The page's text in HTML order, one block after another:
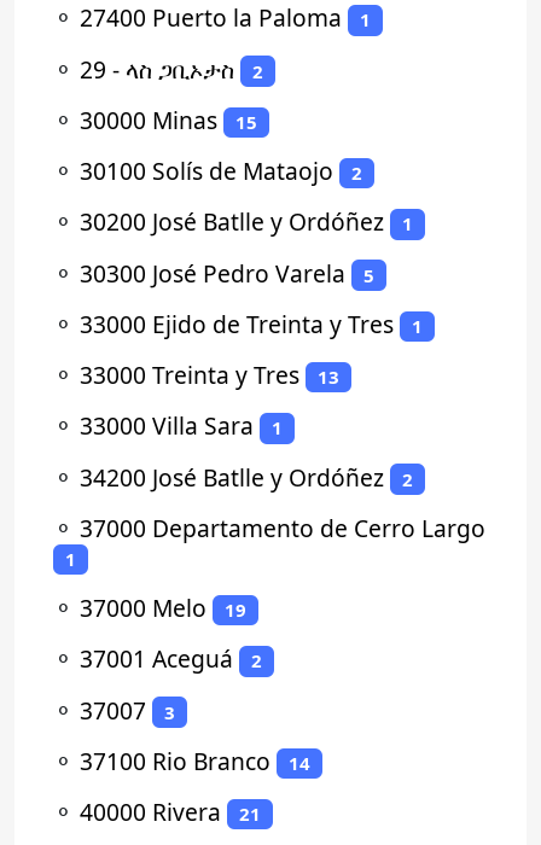
⚬ 27400 Puerto la Paloma 1
⚬ 29 - ላስ ጋቢኦታስ 2
⚬ 30000 Minas 15
⚬ 30100 Solís de Mataojo 2
⚬ 30200 José Batlle y Ordóñez 1
⚬ 30300 José Pedro Varela 5
⚬ 33000 Ejido de Treinta y Tres 1
⚬ 33000 Treinta y Tres 13
⚬ 33000 Villa Sara 1
⚬ 34200 José Batlle y Ordóñez 2
⚬ 37000 Departamento de Cerro Largo
1
⚬ 37000 Melo 19
⚬ 37001 Aceguá 2
⚬ 37007 3
⚬ 37100 Rio Branco 14
⚬ 40000 Rivera 21